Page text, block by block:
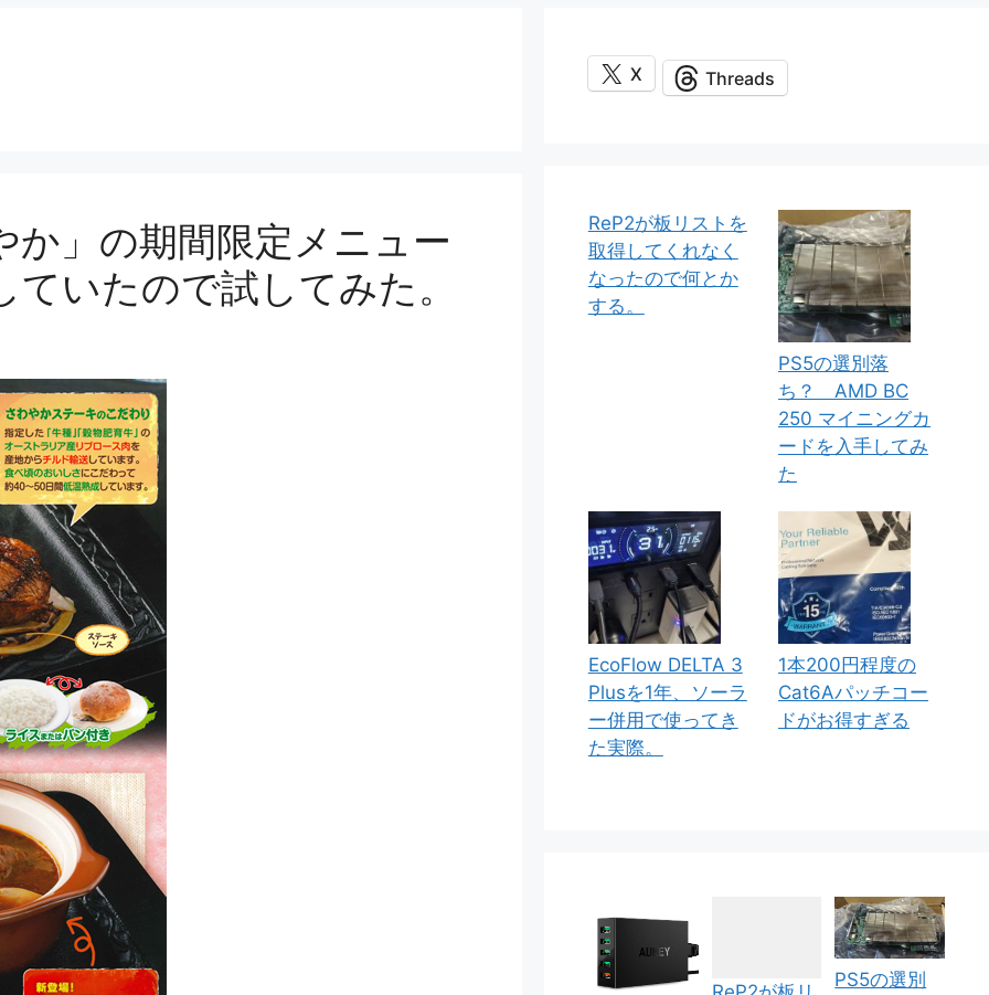
」の期間限定メニュー
いたので試してみた。
X Threads
ReP2が板リストを
取得してくれなく
なったので何とか
する。
PS5の選別落
ち？ AMD BC
250 マイニングカ
ードを入手してみ
た
EcoFlow DELTA 3
Plusを1年、ソーラ
ー併用で使ってき
た実際。
1本200円程度の
Cat6Aパッチコー
ドがお得すぎる
PS5の選別